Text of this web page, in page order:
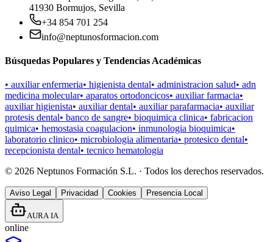
41930 Bormujos, Sevilla
+34 854 701 254
info@neptunosformacion.com
Búsquedas Populares y Tendencias Académicas
• auxiliar enfermeria• higienista dental• administracion salud• adn
medicina molecular• aparatos ortodoncicos• auxiliar farmacia•
auxiliar higienista• auxiliar dental• auxiliar parafarmacia• auxiliar
protesis dental• banco de sangre• bioquimica clinica• fabricacion
quimica• hemostasia coagulacion• inmunologia bioquimica•
laboratorio clinico• microbiologia alimentaria• protesico dental•
recepcionista dental• tecnico hematologia
© 2026 Neptunos Formación S.L. · Todos los derechos reservados.
Aviso Legal Privacidad Cookies Presencia Local
AURA IA
online